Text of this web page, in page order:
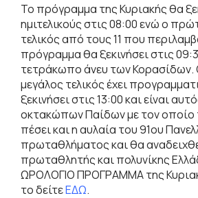
Το πρόγραμμα της Κυριακής θα
ημιτελικούς στις 08:00 ενώ ο
τελικός από τους 11 που
πρόγραμμα θα ξεκινήσει στις
τετράκωπο άνευ των Κορασίδων.
μεγάλος τελικός έχει
ξεκινήσει στις 13:00 και είναι
οκτακώπων Παίδων με τον
πέσει και η αυλαία του 91ου
πρωταθλήματος και θα
πρωταθλητής και πολυνίκης
ΩΡΟΛΟΓΙΟ ΠΡΟΓΡΑΜΜΑ της
το δείτεΕΔΩ.